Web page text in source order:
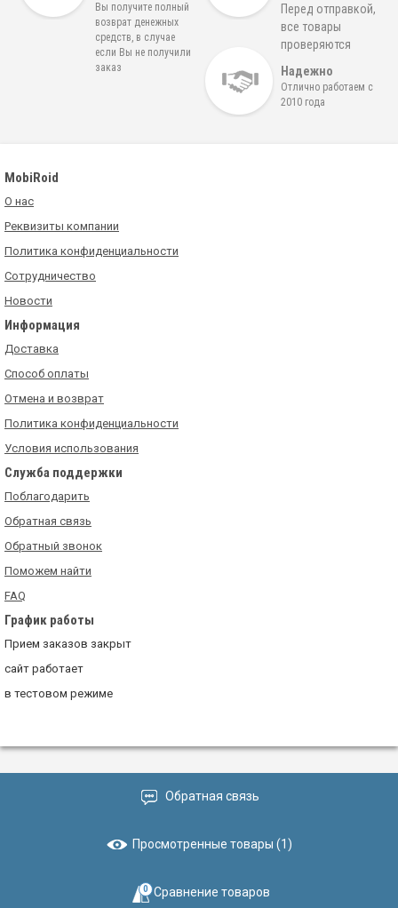
Вы получите полный
возврат денежных
средств, в случае
если Вы не получили
заказ
Перед отправкой,
все товары
проверяются
Надежно
Отлично работаем с
2010 года
MobiRoid
О нас
Реквизиты компании
Политика конфиденциальности
Сотрудничество
Новости
Информация
Доставка
Способ оплаты
Отмена и возврат
Политика конфиденциальности
Условия использования
Служба поддержки
Поблагодарить
Обратная связь
Обратный звонок
Поможем найти
FAQ
График работы
Прием заказов закрыт
сайт работает
в тестовом режиме
Обратная связь
Просмотренные товары (1)
0 Сравнение товаров